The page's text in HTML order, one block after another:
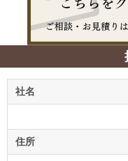
社名
住所